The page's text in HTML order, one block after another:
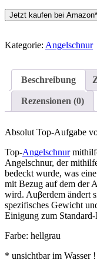
Jetzt kaufen bei Amazon*
Kategorie: Angelschnur
Beschreibung
Rezensionen (0)
Absolut Top-Aufgabe
Top-Angelschnur
Angelschnur, der
bedeckt wurde, was
mit Bezug auf dem der
wird. Auβerdem ändert
spezifisches Gewicht
Einigung zum
Farbe: hellgrau
* unsichtbar im Wasser !